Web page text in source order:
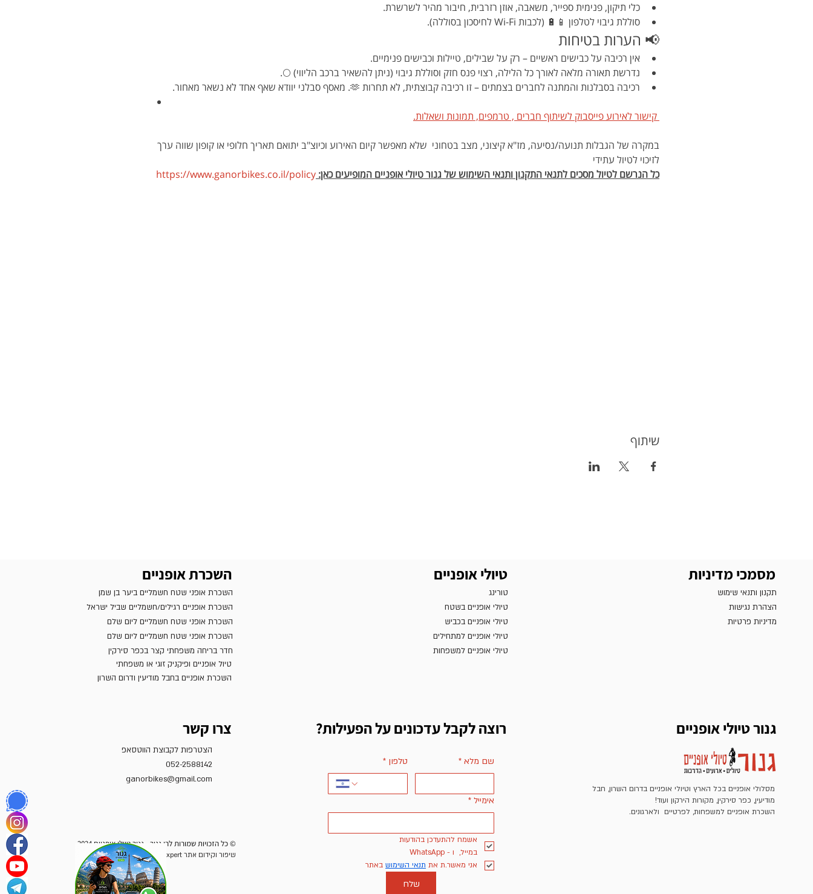
כלי תיקון, פנימית ספייר, משאבה, אוזן רזרבית, חיבור מהיר לשרשרת.
סוללת גיבוי לטלפון 📱🔋 (לכבות Wi-Fi לחיסכון בסוללה).
📢 הערות בטיחות
אין רכיבה על כבישים ראשיים – רק על שבילים, טיילות וכבישים פנימיים.
נדרשת תאורה מלאה לאורך כל הלילה, רצוי פנס חזק וסוללת גיבוי (ניתן להשאיר ברכב הליווי) 🌕.
רכיבה בסבלנות והמתנה לחברים בצמתים – זו רכיבה קבוצתית, לא תחרות 🫶. מאסף סבלני יוודא שאף אחד לא נשאר מאחור.
קישור לאירוע פייסבוק לשיתוף חברים , טרמפים, תמונות ושאלות.
במקרה של הגבלות תנועה/נסיעה, מז"א קיצוני, מצב בטחוני  שלא מאפשר קיום האירוע וכיוצ"ב יתואם תאריך חלופי או קופון שווה ערך
לזיכוי לטיול עתידי
כל הנרשם לטיול מסכים לתנאי התקנון ותנאי השימוש של גנור טיולי אופניים המופיעים כאן: https://www.ganorbikes.co.il/policy
שיתוף
השכרת אופניים
השכרת אופני שטח חשמליים ביער בן שמן
השכרת אופניים רגילים/חשמליים שביל ישראל
השכרת אופני שטח חשמליים ליום שלם
השכרת אופני שטח חשמליים ליום שלם
חדר בריחה משפחתי קצר בכפר סירקין
טיול אופניים ופיקניק זוגי או משפחתי
השכרת אופניים בחבל מודיעין ודרום השרון
טיולי אופניים
טורינג
טיולי אופניים בשטח
טיולי אופניים בכביש
טיולי אופניים למתחילים
טיולי אופניים למשפחות
מסמכי מדיניות
תקנון ותנאי שימוש
הצהרת נגישות
מדיניות פרטיות
צרו קשר
הצטרפות לקבוצת הווטסאפ
052-2588142
ganorbikes@gmail.com
© כל הזכויות שמורות לרן גנור - גנור טיולי אופניים 2024
שיפור וקידום אתר Wix Expert
רוצה לקבל עדכונים על הפעילות?
שם מלא * טלפון *
אימייל *
אשמח להתעדכן בהודעות
במייל,  ו - WhatsApp
אני מאשר.ת את תנאי השימוש באתר
שלח
גנור טיולי אופניים
מסלולי אופניים בכל הארץ וטיולי אופניים בדרום השרון, חבל
מודיעין, כפר סירקין, מקורות הירקון ועוד!
השכרת אופניים למשפחות, לפרטיים ולארגונים.